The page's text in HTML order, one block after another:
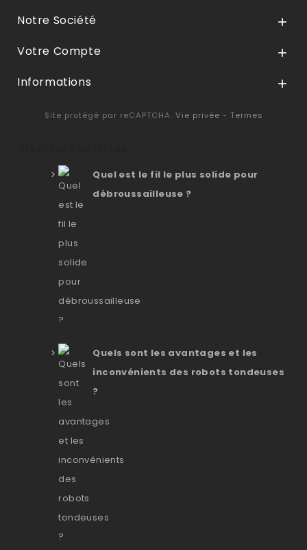
Notre Société 
Votre Compte 
Informations 
Site protégé par reCAPTCHA. Vie privée - Termes
Quel est le fil le plus solide pour
débroussailleuse ?
Quels sont les avantages et les
inconvénients des robots tondeuses
?